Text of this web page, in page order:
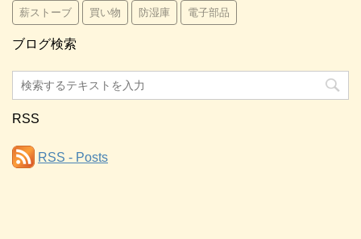
薪ストーブ 買い物 防湿庫 電子部品
ブログ検索
RSS
RSS - Posts